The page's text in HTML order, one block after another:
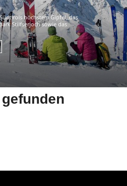
höchstem Gipfel, das
Stilfserjoch sowie das